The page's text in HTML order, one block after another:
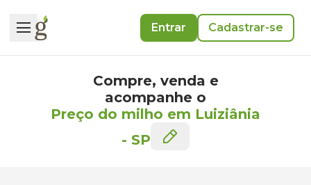
Entrar Cadastrar-se
Compre, venda e
acompanhe o
Preço do milho em Luiziânia
- SP